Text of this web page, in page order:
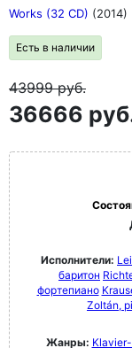
Works (32 CD) (2014)
Есть в наличии
43999руб.
36666
Исполнители:
баритон
фортепиано
Zoltán,
Жанры: